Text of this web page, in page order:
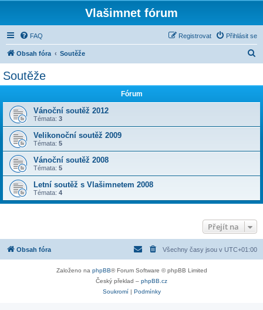
Vlašimnet fórum
FAQ Přihlásit se
Registrovat
Obsah fóra Soutěže
Soutěže
Fórum
Vánoční soutěž 2012
Témata: 3
Velikonoční soutěž 2009
Témata: 5
Vánoční soutěž 2008
Témata: 5
Letní soutěž s Vlašimnetem 2008
Témata: 4
Přejít na
Obsah fóra Všechny časy jsou v UTC+01:00
Založeno na phpBB® Forum Software © phpBB Limited
Český překlad – phpBB.cz
Soukromí| Podmínky